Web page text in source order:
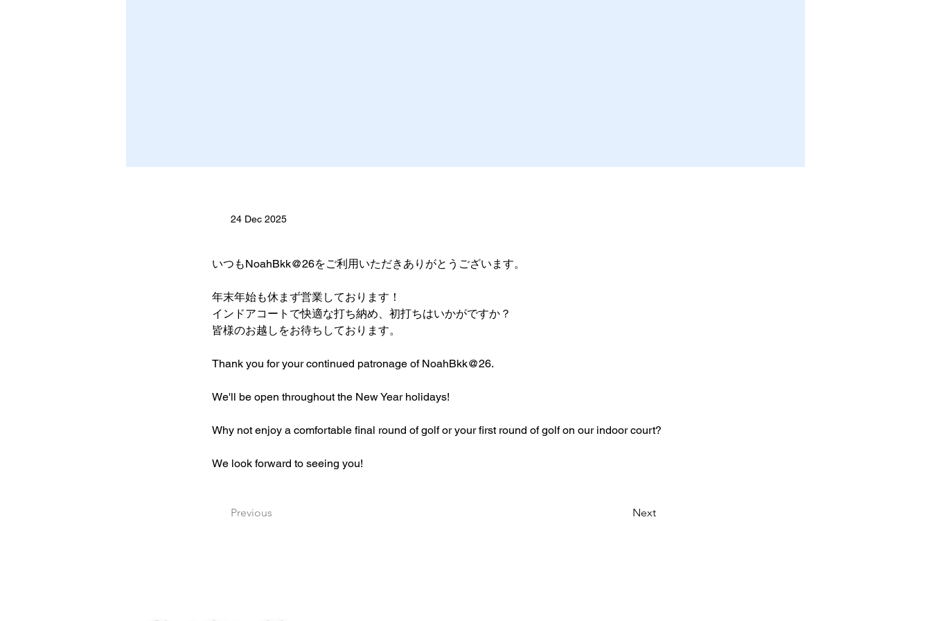
24 Dec 2025
いつもNoahBkk@26をご利用いただきありがとうございます。
年末年始も休まず営業しております！
インドアコートで快適な打ち納め、初打ちはいかがですか？
皆様のお越しをお待ちしております。
Thank you for your continued patronage of NoahBkk@26.
We'll be open throughout the New Year holidays!
Why not enjoy a comfortable final round of golf or your first round of golf on our indoor court?
We look forward to seeing you!
Previous Next